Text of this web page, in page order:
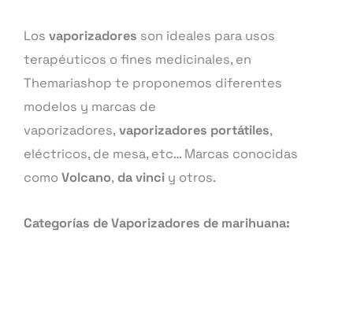
Los vaporizadores son ideales para usos
terapéuticos o fines medicinales, en
Themariashop te proponemos diferentes
modelos y marcas de
vaporizadores, vaporizadores portátiles,
eléctricos, de mesa, etc… Marcas conocidas
como Volcano, da vinci y otros.
Categorías de Vaporizadores de marihuana: